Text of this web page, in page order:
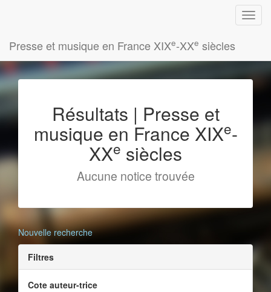
Presse et musique en France XIXe-XXe siècles
Résultats | Presse et
musique en France XIXe-
XXe siècles
Aucune notice trouvée
Nouvelle recherche
Filtres
Cote auteur-trice